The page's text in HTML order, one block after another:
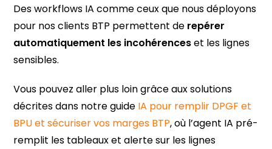
Des workflows IA comme ceux que nous déployons
pour nos clients BTP permettent de repérer
automatiquement les incohérenceset les lignes
sensibles.
Vous pouvez aller plus loin grâce aux solutions
décrites dans notre guide IA pour remplir DPGF et
BPU et sécuriser vos marges BTP, où l’agent IA pré-
remplit les tableaux et alerte sur les lignes